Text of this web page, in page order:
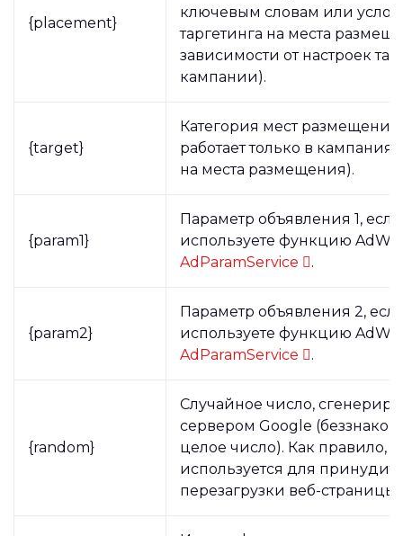
{placement}
ключевым словам или
таргетинга на места
зависимости от настроек
кампании).
{target}
Категория мест размещения
работает только в
на места размещения).
{param1}
Параметр объявления 1,
используете функцию
AdParamService
.
{param2}
Параметр объявления 2,
используете функцию
AdParamService
.
{random}
Случайное число,
сервером Google
целое число). Как правило,
используется для
перезагрузки веб-страницы.